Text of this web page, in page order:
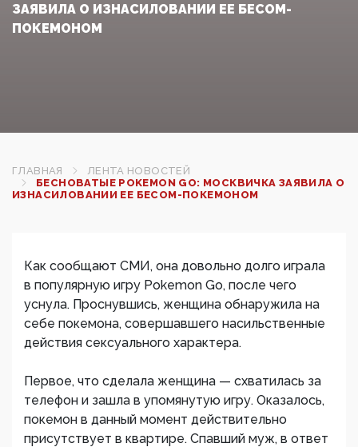
ЗАЯВИЛА О ИЗНАСИЛОВАНИИ ЕЕ БЕСОМ-
ПОКЕМОНОМ
ГЛАВНАЯ
ЛЕНТА НОВОСТЕЙ
БЕСНОВАТЫЕ POKEMON GO: МОСКВИЧКА ЗАЯВИЛА О
ИЗНАСИЛОВАНИИ ЕЕ БЕСОМ-ПОКЕМОНОМ
Как сообщают СМИ, она довольно долго играла
в популярную игру Pokemon Go, после чего
уснула. Проснувшись, женщина обнаружила на
себе покемона, совершавшего насильственные
действия сексуального характера.
Первое, что сделала женщина — схватилась за
телефон и зашла в упомянутую игру. Оказалось,
покемон в данный момент действительно
присутствует в квартире. Спавший муж, в ответ